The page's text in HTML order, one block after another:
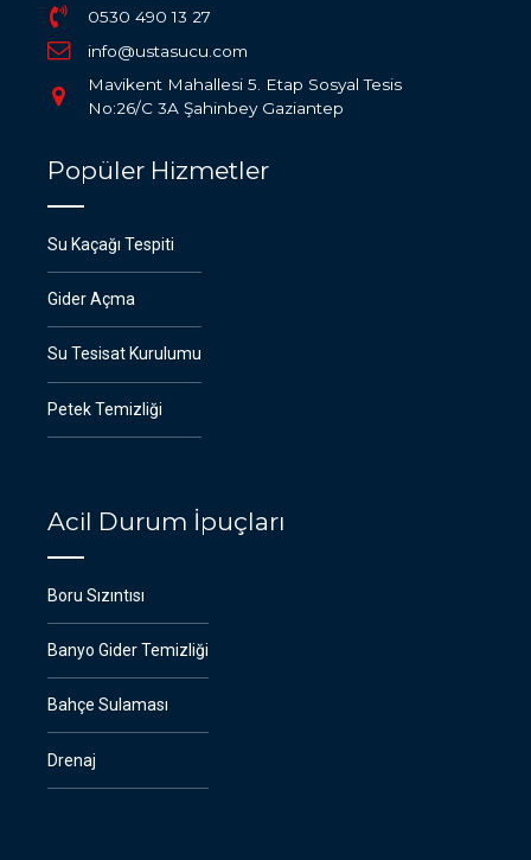
0530 490 13 27
info@ustasucu.com
Mavikent Mahallesi 5. Etap Sosyal Tesis
No:26/C 3A Şahinbey Gaziantep
Popüler Hizmetler
Su Kaçağı Tespiti
Gider Açma
Su Tesisat Kurulumu
Petek Temizliği
Acil Durum İpuçları
Boru Sızıntısı
Banyo Gider Temizliği
Bahçe Sulaması
Drenaj